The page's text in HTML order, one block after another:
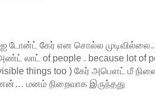
டோன்ட் கேர் என சொல்ல
லாட் of people . because lot of
things too ) கேர் அபௌட் மீ
மனம் நிறைவாக இருந்தது